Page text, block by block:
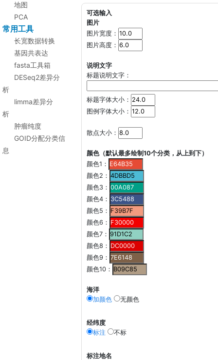
地图
PCA
常用工具
长宽数据转换
基因共表达
fasta工具箱
DESeq2差异分
析
limma差异分
析
肿瘤纯度
GOID分配分类信
息
可选输入
图片
图片宽度：
图片高度：
说明文字
标题说明文字：
标题字体大小：
图例字体大小：
散点大小：
颜色（默认最多绘制10个分类，从上到下）
颜色1：
颜色2：
颜色3：
颜色4：
颜色5：
颜色6：
颜色7：
颜色8：
颜色9：
颜色10：
海洋
加颜色
无颜色
经纬度
标注
不标
标注地名